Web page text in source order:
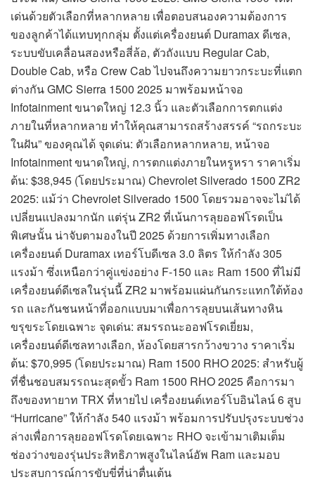
เด่นด้วยตัวเลือกที่หลากหลาย เพื่อตอบสนองความต้องการ
ของลูกค้าได้แทบทุกกลุ่ม ตั้งแต่เครื่องยนต์ Duramax ดีเซล,
ระบบขับเคลื่อนสองหรือสี่ล้อ, ตัวถังแบบ Regular Cab,
Double Cab, หรือ Crew Cab ไปจนถึงความยาวกระบะที่แตก
ต่างกัน GMC Sierra 1500 2025 มาพร้อมหน้าจอ
Infotainment ขนาดใหญ่ 12.3 นิ้ว และตัวเลือกการตกแต่ง
ภายในที่หลากหลาย ทำให้คุณสามารถสร้างสรรค์ “รถกระบะ
ในฝัน” ของคุณได้ จุดเด่น: ตัวเลือกหลากหลาย, หน้าจอ
Infotainment ขนาดใหญ่, การตกแต่งภายในหรูหรา ราคาเริ่ม
ต้น: $38,945 (โดยประมาณ) Chevrolet Silverado 1500 ZR2
2025: แม้ว่า Chevrolet Silverado 1500 โดยรวมอาจจะไม่ได้
เปลี่ยนแปลงมากนัก แต่รุ่น ZR2 ที่เน้นการลุยออฟโรดเป็น
พิเศษนั้น น่าจับตามองในปี 2025 ด้วยการเพิ่มทางเลือก
เครื่องยนต์ Duramax เทอร์โบดีเซล 3.0 ลิตร ให้กำลัง 305
แรงม้า ซึ่งเหนือกว่าคู่แข่งอย่าง F-150 และ Ram 1500 ที่ไม่มี
เครื่องยนต์ดีเซลในรุ่นนี้ ZR2 มาพร้อมแผ่นกันกระแทกใต้ท้อง
รถ และกันชนหน้าที่ออกแบบมาเพื่อการลุยบนเส้นทางหิน
ขรุขระโดยเฉพาะ จุดเด่น: สมรรถนะออฟโรดเยี่ยม,
เครื่องยนต์ดีเซลทางเลือก, ห้องโดยสารกว้างขวาง ราคาเริ่ม
ต้น: $70,995 (โดยประมาณ) Ram 1500 RHO 2025: สำหรับผู้
ที่ชื่นชอบสมรรถนะสุดขั้ว Ram 1500 RHO 2025 คือการมา
ถึงของทายาท TRX ที่หายไป เครื่องยนต์เทอร์โบอินไลน์ 6 สูบ
“Hurricane” ให้กำลัง 540 แรงม้า พร้อมการปรับปรุงระบบช่วง
ล่างเพื่อการลุยออฟโรดโดยเฉพาะ RHO จะเข้ามาเติมเต็ม
ช่องว่างของรุ่นประสิทธิภาพสูงในไลน์อัพ Ram และมอบ
ประสบการณ์การขับขี่ที่น่าตื่นเต้น